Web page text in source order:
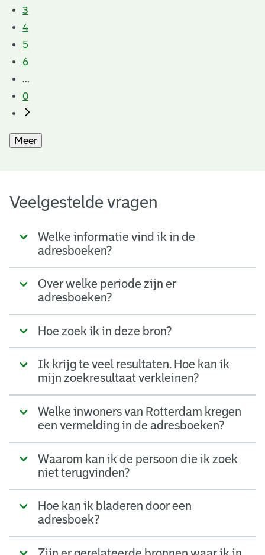
3
4
5
6
...
0
Meer
Veelgestelde vragen
Welke informatie vind ik in de
adresboeken?
Over welke periode zijn er
adresboeken?
Hoe zoek ik in deze bron?
Ik krijg te veel resultaten. Hoe kan ik
mijn zoekresultaat verkleinen?
Welke inwoners van Rotterdam kregen
een vermelding in de adresboeken?
Waarom kan ik de persoon die ik zoek
niet terugvinden?
Hoe kan ik bladeren door een
adresboek?